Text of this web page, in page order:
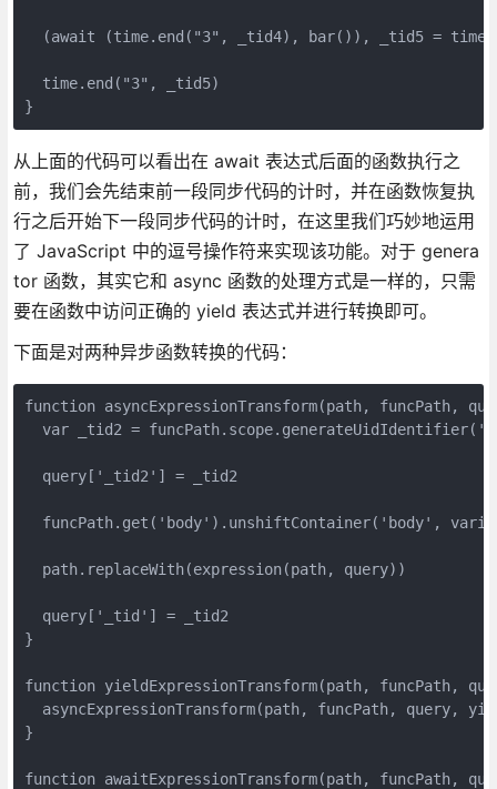
(await (time.end("3", _tid4), bar()), _tid5 =
  time.end("3", _tid5)
}
从上面的代码可以看出在 await 表达式后面的函数执行之
前，我们会先结束前一段同步代码的计时，并在函数恢复执
行之后开始下一段同步代码的计时，在这里我们巧妙地运用
了 JavaScript 中的逗号操作符来实现该功能。对于 genera
tor 函数，其实它和 async 函数的处理方式是一样的，只需
要在函数中访问正确的 yield 表达式并进行转换即可。
下面是对两种异步函数转换的代码：
function asyncExpressionTransform(path, funcPath,
var _tid2 =
  query['_tid2'] = _tid2
funcPath.get('body').unshiftContainer('body',
  path.replaceWith(expression(path, query))
  query['_tid'] = _tid2
}
function yieldExpressionTransform(path, funcPath,
asyncExpressionTransform(path, funcPath, query,
}
function awaitExpressionTransform(path, funcPath,